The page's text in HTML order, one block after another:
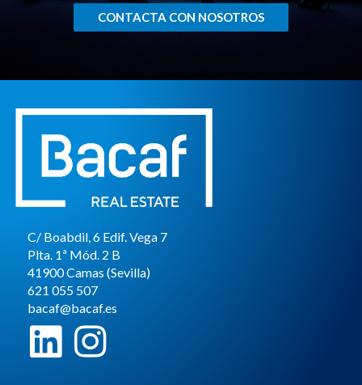
CONTACTA CON NOSOTROS
C/ Boabdil, 6 Edif. Vega 7
Plta. 1ª Mód. 2 B
41900 Camas (Sevilla)
621 055 507
bacaf@bacaf.es